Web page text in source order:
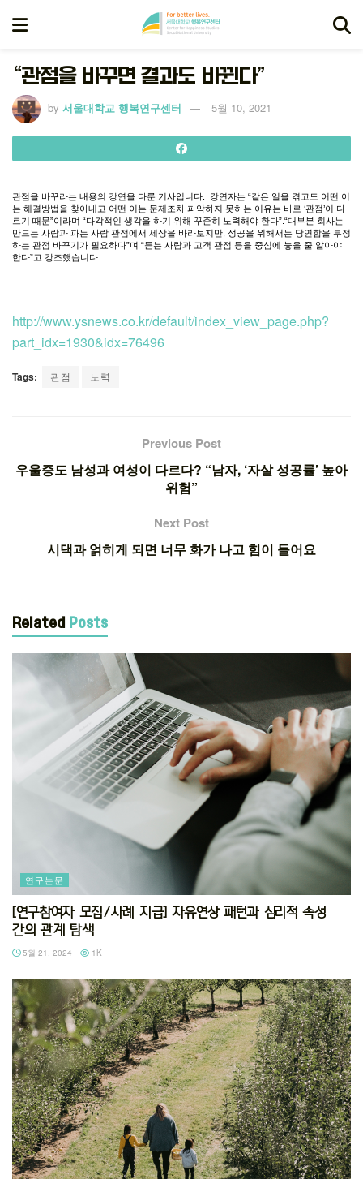
“관점을 바꾸면 결과도 바뀐다”
by 서울대학교 행복연구센터 5월 10, 2021
관점을 바꾸라는 내용의 강연을 다룬 기사입니다 강연자는 “같은 일을 겪고도 어떤 이
는 해결방법을 찾아내고 어떤 이는 문제조차 파악하지 못하는 이유는 바로 ‘관점’이 다
르기 때문”이라며 “다각적인 생각을 하기 위해 꾸준히 노력해야 한다”.“대부분 회사는
만드는 사람과 파는 사람 관점에서 세상을 바라보지만 성공을 위해서는 당연함을 부정
하는 관점 바꾸기가 필요하다”며 “듣는 사람과 고객 관점 등을 중심에 놓을 줄 알아야
한다”고 강조했습니다
http://www.ysnews.co.kr/default/index_view_page.php?
part_idx=1930&idx=76496
Tags: 관점 노력
Previous Post
우울증도 남성과 여성이 다르다? “남자, ‘자살 성공률’ 높아
위험”
Next Post
시댁과 얽히게 되면 너무 화가 나고 힘이 들어요
Related Posts
연구논문
[연구참여자 모집/사례 지급] 자유연상 패턴과 심리적 속성
간의 관계 탐색
5월 21, 2024 1K